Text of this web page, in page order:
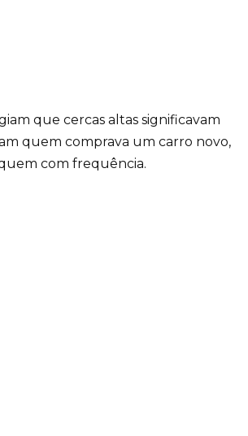
que cercas altas significavam
quem comprava um carro novo,
com frequência.